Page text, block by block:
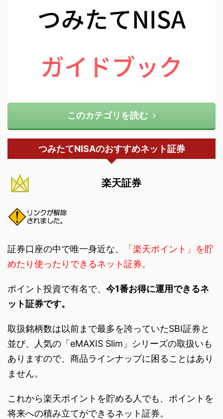
このカテゴリを読む
つみたてNISAのおすすめネット証券
楽天証券
証券口座の中で唯一身近な、
「楽天ポイント」を貯
めたり使ったりできるネット証券。
ポイント投資で有名で、 今1番お得に運用できるネ
ット証券です。
取扱銘柄数は以前まで最多を誇っていたSBI証券と
並び、人気の「eMAXIS Slim」シリーズの取扱いも
ありますので、商品ラインナップに困ることはあり
ません。
これから楽天ポイントを貯める人でも、ポイントを
将来への積み立てができるネット証券。